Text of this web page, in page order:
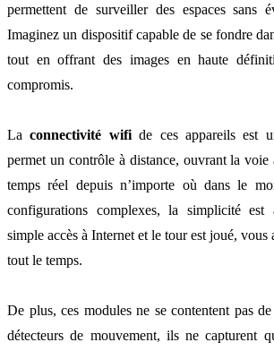
permettent de surveiller des espaces sans
Imaginez un dispositif capable de se fondre
tout en offrant des images en haute
compromis.
Laconnectivité wifide ces appareils est
permet un contrôle à distance, ouvrant la voie
temps réel depuis n’importe où dans le
configurations complexes, la simplicité est
simple accès à Internet et le tour est joué, vous
tout le temps.
De plus, ces modules ne se contentent pas
détecteurs de mouvement, ils ne capturent